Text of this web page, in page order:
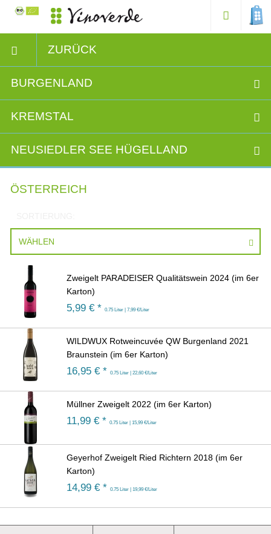
ZURÜCK
BURGENLAND
KREMSTAL
NEUSIEDLER SEE HÜGELLAND
ÖSTERREICH
WÄHLEN
Zweigelt PARADEISER Qualitätswein 2024 (im 6er
Karton)
5,99 € * 0.75 Liter | 7,99 €/Liter
WILDWUX Rotweincuvée QW Burgenland 2021
Braunstein (im 6er Karton)
16,95 € * 0.75 Liter | 22,60 €/Liter
Müllner Zweigelt 2022 (im 6er Karton)
11,99 € * 0.75 Liter | 15,99 €/Liter
Geyerhof Zweigelt Ried Richtern 2018 (im 6er
Karton)
14,99 € * 0.75 Liter | 19,99 €/Liter